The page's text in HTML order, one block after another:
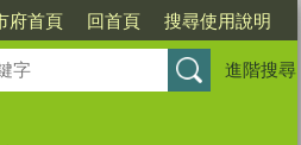
府首頁 回首頁 搜尋使用說明
進階搜尋